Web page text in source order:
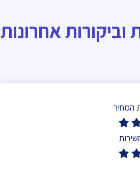
וביקורות אחרונות
המחיר